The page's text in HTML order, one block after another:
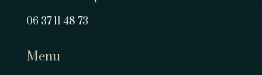
06 37 11 48 73
Menu